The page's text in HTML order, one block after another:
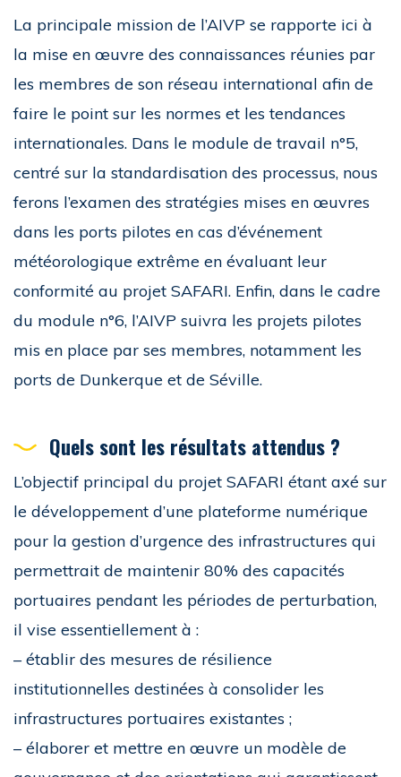
La principale mission de l’AIVP se rapporte ici à
la mise en œuvre des connaissances réunies par
les membres de son réseau international afin de
faire le point sur les normes et les tendances
internationales. Dans le module de travail n°5,
centré sur la standardisation des processus, nous
ferons l’examen des stratégies mises en œuvres
dans les ports pilotes en cas d’événement
météorologique extrême en évaluant leur
conformité au projet SAFARI. Enfin, dans le cadre
du module n°6, l’AIVP suivra les projets pilotes
mis en place par ses membres, notamment les
ports de Dunkerque et de Séville.
Quels sont les résultats attendus ?
L’objectif principal du projet SAFARI étant axé sur
le développement d’une plateforme numérique
pour la gestion d’urgence des infrastructures qui
permettrait de maintenir 80% des capacités
portuaires pendant les périodes de perturbation,
il vise essentiellement à :
– établir des mesures de résilience
institutionnelles destinées à consolider les
infrastructures portuaires existantes ;
– élaborer et mettre en œuvre un modèle de